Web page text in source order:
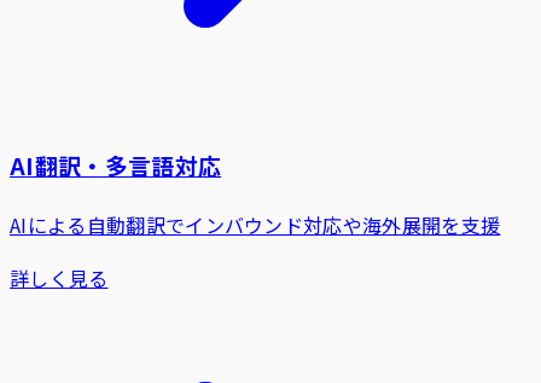
AI翻訳・多言語対応
AIによる自動翻訳でインバウンド対応や海外展開を支援
詳しく見る